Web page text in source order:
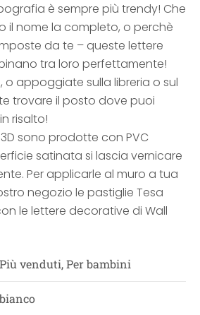
è sempre più trendy! Che
il nome la completo, o perchè
da te – queste lettere
tra loro perfettamente!
o appoggiate sulla libreria o sul
trovare il posto dove puoi
risalto!
sono prodotte con PVC
satinata si lascia vernicare
Per applicarle al muro a tua
negozio le pastiglie Tesa
le lettere decorative di Wall
Più venduti, Per bambini
bianco